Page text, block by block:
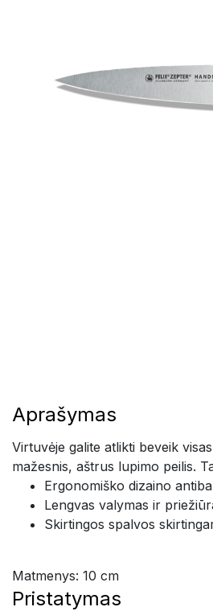
Aprašymas
Virtuvėje galite atlikti beveik
mažesnis, aštrus lupimo
Ergonomiško dizaino
Lengvas valymas ir
Skirtingos spalvos
Matmenys: 10 cm
Pristatymas